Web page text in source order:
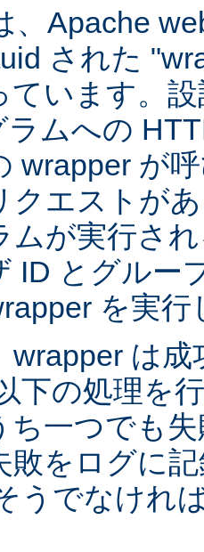
、Apache
された
ています。
ラムへの
wrapper が
クエストが
ムが実行さ
ID とグルー
を実行
wrapper は
下の処理を
ち一つでも
敗をログに
うでなけれ